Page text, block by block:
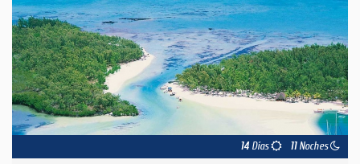
o
14 Días 11Noches